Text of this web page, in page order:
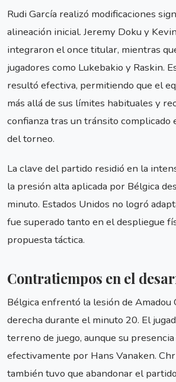
Rudi García realizó modificaciones
alineación inicial. Jeremy Doku y
integraron el once titular, mientras
jugadores como Lukebakio y Raskin.
resultó efectiva, permitiendo que el
más allá de sus límites habituales y
confianza tras un tránsito complicado
del torneo.
La clave del partido residió en la
la presión alta aplicada por Bélgica
minuto. Estados Unidos no logró
fue superado tanto en el despliegue
propuesta táctica.
Contratiempos en el
Bélgica enfrentó la lesión de Amadou
derecha durante el minuto 20. El
terreno de juego, aunque su
efectivamente por Hans Vanaken.
también tuvo que abandonar el